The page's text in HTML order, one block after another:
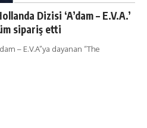
Dizisi ‘A’dam – E.V.A.’
sipariş etti
– E.V.A”ya dayanan “The